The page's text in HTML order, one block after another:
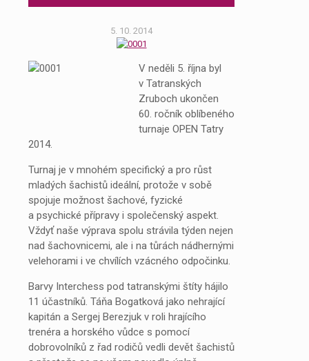
5. 10. 2014
V neděli 5. října byl
v Tatranských
Zruboch ukončen
60. ročník oblíbeného
turnaje OPEN Tatry
2014.
Turnaj je v mnohém specifický a pro růst
mladých šachistů ideální, protože v sobě
spojuje možnost šachové, fyzické
a psychické přípravy i společenský aspekt.
Vždyť naše výprava spolu strávila týden nejen
nad šachovnicemi, ale i na tůrách nádhernými
velehorami i ve chvílích vzácného odpočinku.
Barvy Interchess pod tatranskými štíty hájilo
11 účastníků. Táňa Bogatková jako nehrající
kapitán a Sergej Berezjuk v roli hrajícího
trenéra a horského vůdce s pomocí
dobrovolníků z řad rodičů vedli devět šachistů